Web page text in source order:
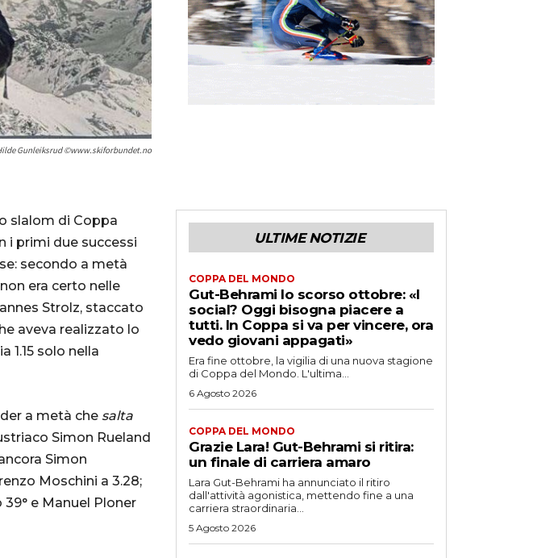
Gunleiksrud ©www.skiforbundet.no
slalom di Coppa
i primi due successi
secondo a metà
era certo nelle
Strolz, staccato
aveva realizzato lo
1.15 solo nella
a metà che salta
Simon Rueland
Simon
Moschini a 3.28;
e Manuel Ploner
ULTIME NOTIZIE
COPPA DEL MONDO
Gut-Behrami lo scorso ottobre: «I
social? Oggi bisogna piacere a
tutti. In Coppa si va per vincere, ora
vedo giovani appagati»
Era fine ottobre, la vigilia di una nuova stagione
di Coppa del Mondo. L'ultima...
6 Agosto 2026
COPPA DEL MONDO
Grazie Lara! Gut-Behrami si ritira:
un finale di carriera amaro
Lara Gut-Behrami ha annunciato il ritiro
dall'attività agonistica, mettendo fine a una
carriera straordinaria...
5 Agosto 2026